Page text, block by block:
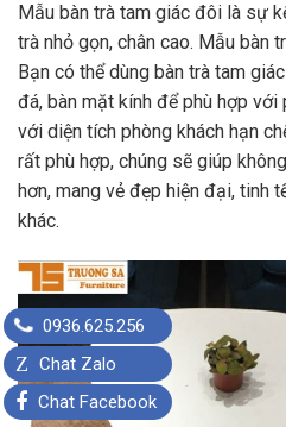
Mẫu bàn trà tam giác đôi là sự
trà nhỏ gọn, chân cao. Mẫu bàn
Bạn có thể dùng bàn trà tam
đá, bàn mặt kính để phù hợp với
với diện tích phòng khách hạn
rất phù hợp, chúng sẽ giúp
hơn, mang vẻ đẹp hiện đại, tinh
khác.
0936.625.256
Z Chat Zalo
Chat Facebook